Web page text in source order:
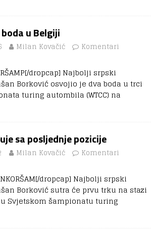
u Belgiji
Milan Kovačić
Komentari
dropcap] Najbolji srpski
Borković osvojio je dva boda u trci
turing autombila (WTCC) na
sa posljednje pozicije
Milan Kovačić
Komentari
dropcap] Najbolji srpski
Borković sutra će prvu trku na stazi
Svjetskom šampionatu turing